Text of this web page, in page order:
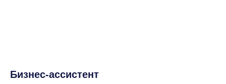
Бизнес-ассистент